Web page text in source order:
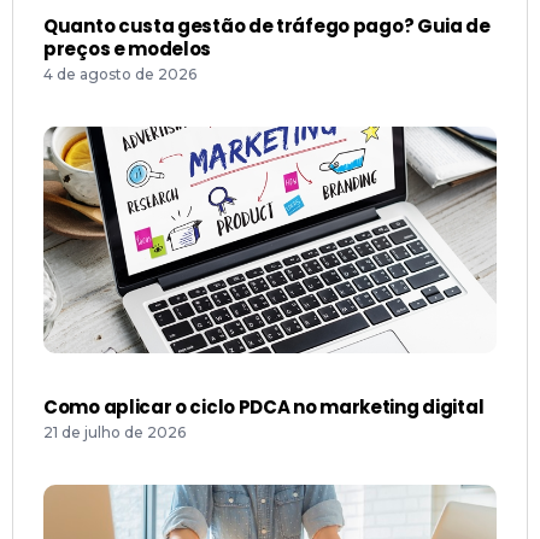
Quanto custa gestão de tráfego pago? Guia de
preços e modelos
4 de agosto de 2026
Como aplicar o ciclo PDCA no marketing digital
21 de julho de 2026